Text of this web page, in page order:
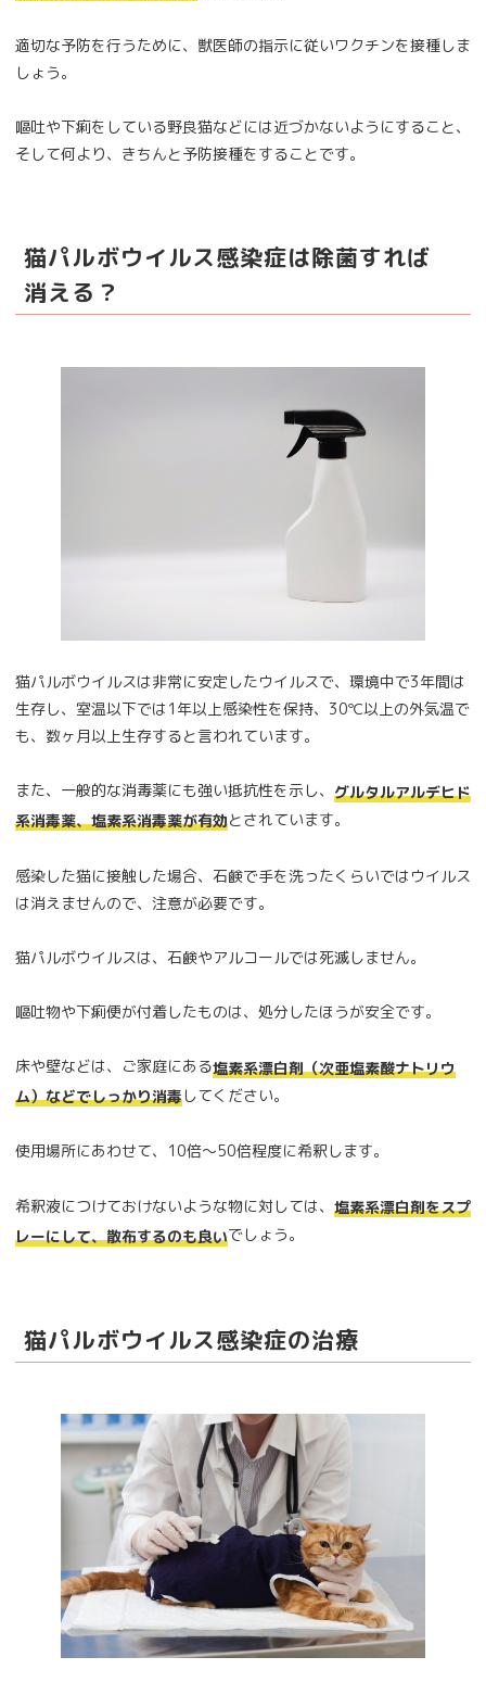
適切な予防を行うために、獣医師の指示に従いワクチンを接種しま
しょう。
嘔吐や下痢をしている野良猫などには近づかないようにすること、
そして何より、きちんと予防接種をすることです。
猫パルボウイルス感染症は除菌すれば
消える？
猫パルボウイルスは非常に安定したウイルスで、環境中で3年間は
生存し、室温以下では1年以上感染性を保持、30℃以上の外気温で
も、数ヶ月以上生存すると言われています。
また、一般的な消毒薬にも強い抵抗性を示し、 グルタルアルデヒド
系消毒薬、塩素系消毒薬が有効とされています。
感染した猫に接触した場合、石鹸で手を洗ったくらいではウイルス
は消えませんので、注意が必要です。
猫パルボウイルスは、石鹸やアルコールでは死滅しません。
嘔吐物や下痢便が付着したものは、処分したほうが安全です。
床や壁などは、ご家庭にある塩素系漂白剤（次亜塩素酸ナトリウ
ム）などでしっかり消毒してください。
使用場所にあわせて、10倍～50倍程度に希釈します。
希釈液につけておけないような物に対しては、 塩素系漂白剤をスプ
レーにして、散布するのも良いでしょう。
猫パルボウイルス感染症の治療